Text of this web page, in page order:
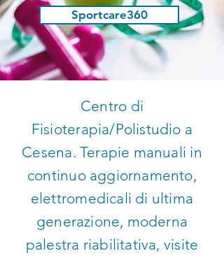
Sportcare360
Centro di
Fisioterapia/Polistudio a
Cesena. Terapie manuali in
continuo aggiornamento,
elettromedicali di ultima
generazione, moderna
palestra riabilitativa, visite